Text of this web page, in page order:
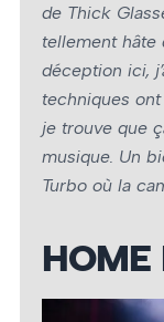
de Thick
tellement hâte
déception ici,
techniques
je trouve que
musique. Un
Turbo où la
HOME